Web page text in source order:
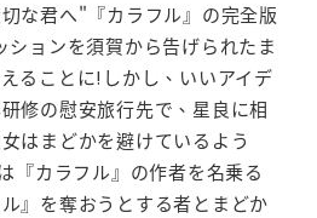
な君へ"『カラフル』の完全版
ションを須賀から告げられたま
ることに!しかし、いいアイデ
修の慰安旅行先で、星良に相
はまどかを避けているよう
『カラフル』の作者を名乗る
』を奪おうとする者とまどか